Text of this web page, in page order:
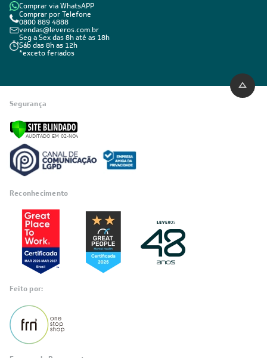
Comprar via WhatsAPP
Comprar por Telefone
0800 889 4888
vendas@leveros.com.br
Seg a Sex das 8h até as 18h
Sáb das 8h as 12h
*exceto feriados
Segurança
Reconhecimento
Feito por: